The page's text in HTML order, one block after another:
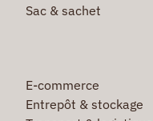
Sac & sachet
E-commerce
Entrepôt & stockage